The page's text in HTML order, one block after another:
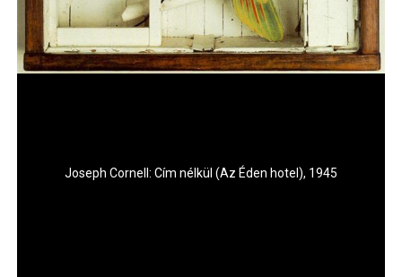
Joseph Cornell: Cím nélkül (Az Éden hotel), 1945